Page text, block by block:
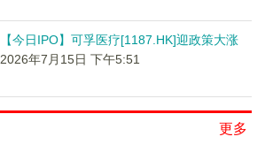
【今日IPO】可孚医疗[1187.HK]迎政策大涨
2026年7月15日 下午5:51
更多